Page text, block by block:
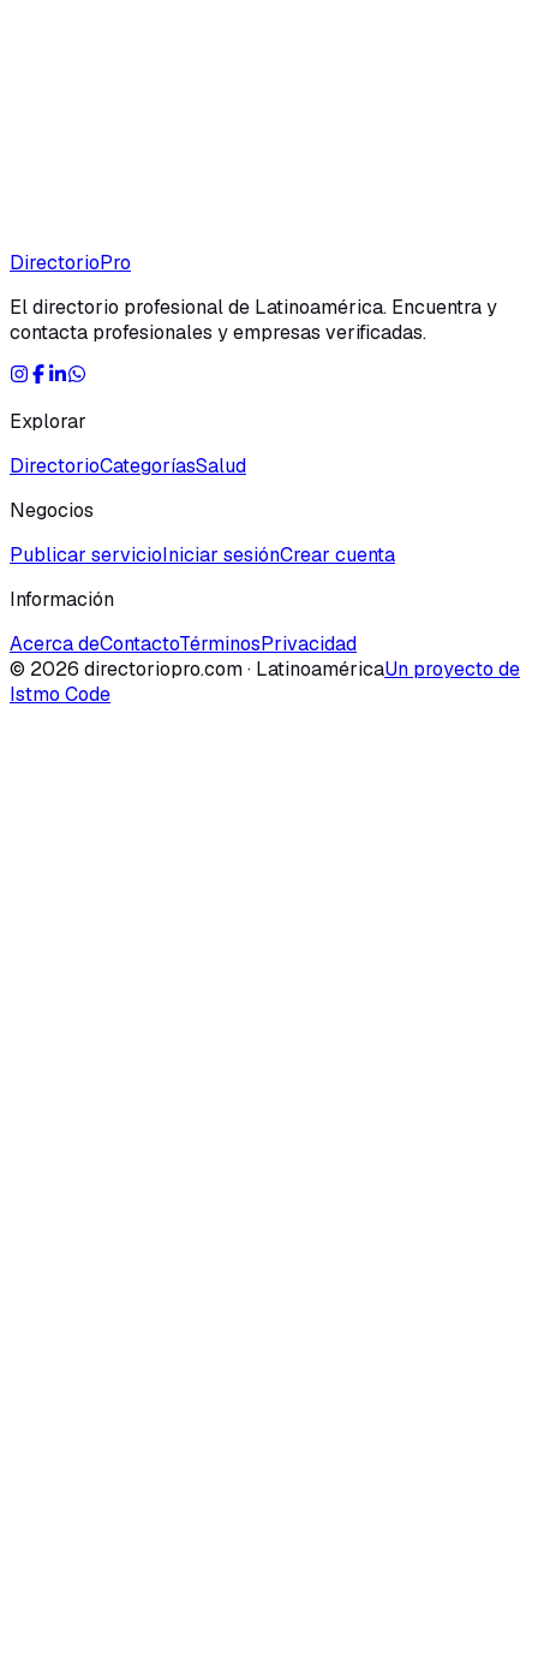
DirectorioPro
El directorio profesional de Latinoamérica. Encuentra y
contacta profesionales y empresas verificadas.
Explorar
DirectorioCategoríasSalud
Negocios
Publicar servicioIniciar sesiónCrear cuenta
Información
Acerca deContactoTérminosPrivacidad
© 2026 directoriopro.com· LatinoaméricaUn proyecto de
Istmo Code